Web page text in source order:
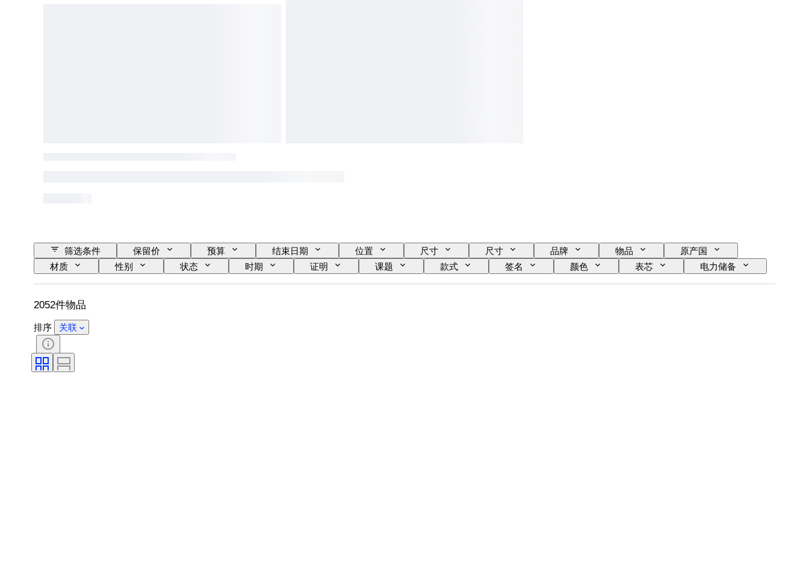
筛选条件 保留价 预算 结束日期 位置 尺寸 尺寸 品牌 物品
原产国
材质
性别 状态 时期 证明 课题 款式 签名 颜色 表芯
电力储备
报时
时钟类型 时代 表壳直径 原创作品／复制品 创作者 原产地
2052件物品
排序 关联